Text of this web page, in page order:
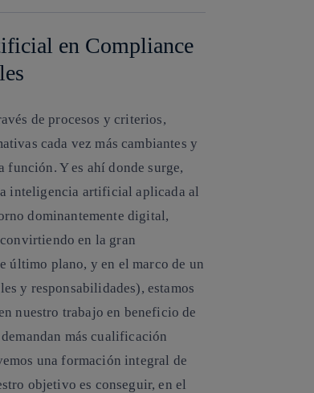
en Compliance
de procesos y criterios,
cada vez más cambiantes y
Y es ahí donde surge,
inteligencia artificial aplicada al
dominantemente digital,
en la gran
último plano, y en el marco de un
y responsabilidades), estamos
nuestro trabajo en beneficio de
más cualificación
una formación integral de
objetivo es conseguir, en el